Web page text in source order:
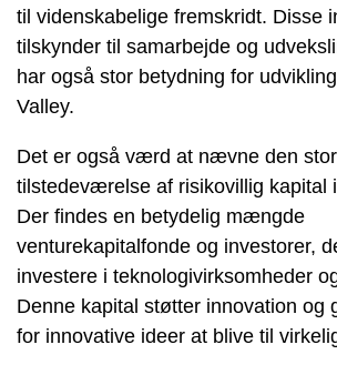
til videnskabelige fremskridt. Disse
tilskynder til samarbejde og
har også stor betydning for
Valley.
Det er også værd at nævne den
tilstedeværelse af risikovillig kapital
Der findes en betydelig mængde
venturekapitalfonde og investorer,
investere i teknologivirksomheder
Denne kapital støtter innovation og
for innovative ideer at blive til